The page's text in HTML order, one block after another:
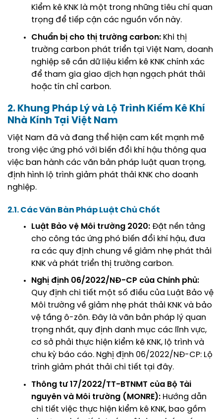
Kiểm kê KNK là một trong những tiêu chí quan
trọng để tiếp cận các nguồn vốn này.
Chuẩn bị cho thị trường carbon: Khi thị
trường carbon phát triển tại Việt Nam, doanh
nghiệp sẽ cần dữ liệu kiểm kê KNK chính xác
để tham gia giao dịch hạn ngạch phát thải
hoặc tín chỉ carbon.
2. Khung Pháp Lý và Lộ Trình Kiểm Kê Khí
Nhà Kính Tại Việt Nam
Việt Nam đã và đang thể hiện cam kết mạnh mẽ
trong việc ứng phó với biến đổi khí hậu thông qua
việc ban hành các văn bản pháp luật quan trọng,
định hình lộ trình giảm phát thải KNK cho doanh
nghiệp.
2.1. Các Văn Bản Pháp Luật Chủ Chốt
Luật Bảo vệ Môi trường 2020: Đặt nền tảng
cho công tác ứng phó biến đổi khí hậu, đưa
ra các quy định chung về giảm nhẹ phát thải
KNK và phát triển thị trường carbon.
Nghị định 06/2022/NĐ-CP của Chính phủ:
Quy định chi tiết một số điều của Luật Bảo vệ
Môi trường về giảm nhẹ phát thải KNK và bảo
vệ tầng ô-zôn. Đây là văn bản pháp lý quan
trọng nhất, quy định danh mục các lĩnh vực,
cơ sở phải thực hiện kiểm kê KNK, lộ trình và
chu kỳ báo cáo. Nghị định 06/2022/NĐ-CP: Lộ
trình giảm phát thải chi tiết tại đây.
Thông tư 17/2022/TT-BTNMT của Bộ Tài
nguyên và Môi trường (MONRE): Hướng dẫn
chi tiết việc thực hiện kiểm kê KNK, bao gồm